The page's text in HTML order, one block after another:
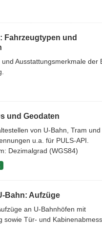
Fahrzeugtypen und
Ausstattungsmerkmale der
und Geodaten
von U-Bahn, Tram und
u.a. für PULS-API.
Dezimalgrad (WGS84)
Bahn: Aufzüge
an U-Bahnhöfen mit
sowie Tür- und